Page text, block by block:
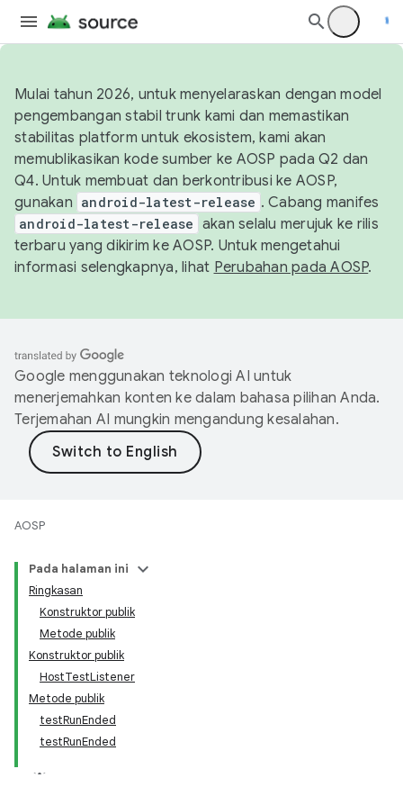
Mulai tahun 2026, untuk menyelaraskan dengan model
pengembangan stabil trunk kami dan memastikan
stabilitas platform untuk ekosistem, kami akan
memublikasikan kode sumber ke AOSP pada Q2 dan
Q4. Untuk membuat dan berkontribusi ke AOSP,
gunakan android-latest-release . Cabang manifes
android-latest-release akan selalu merujuk ke rilis
terbaru yang dikirim ke AOSP. Untuk mengetahui
informasi selengkapnya, lihat Perubahan pada AOSP.
Google menggunakan teknologi AI untuk
menerjemahkan konten ke dalam bahasa pilihan Anda.
Terjemahan AI mungkin mengandung kesalahan.
AOSP
Pada halaman ini
Ringkasan
Konstruktor publik
Metode publik
Konstruktor publik
HostTestListener
Metode publik
testRunEnded
testRunEnded